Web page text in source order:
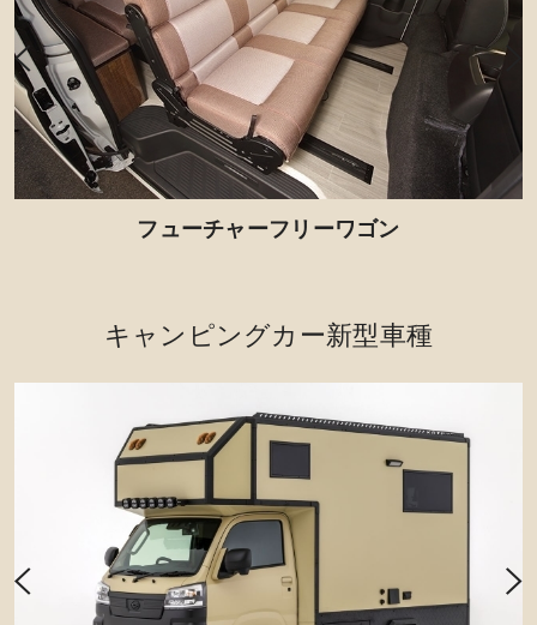
・LED天井照明
・タッチ式コントロールパネル
LEDヘッドランプ
66,000円（税込）
リアヒーター
27,500円（税込）
13インチリアビジョン
0円（税込）
角目フェイスチェンジキット
580,000円（税込）
フューチャーフリーワゴン
キャンピングカー新型車種